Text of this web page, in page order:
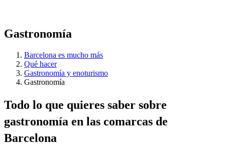
Gastronomía
Barcelona es mucho más
Qué hacer
Gastronomía y enoturismo
Gastronomía
Todo lo que quieres saber sobre
gastronomía en las comarcas de
Barcelona